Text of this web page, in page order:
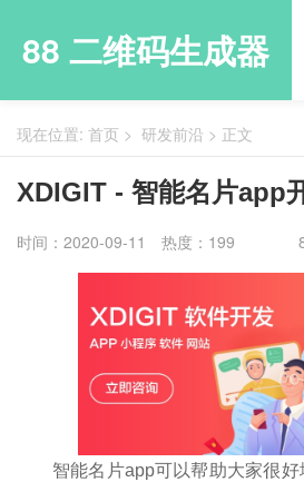
88 二维码生成器
现在位置: 首页 > 研发前沿 > 正文
XDIGIT - 智能名片app
时间：2020-09-11 热度：199
智能名片app可以帮助大家很